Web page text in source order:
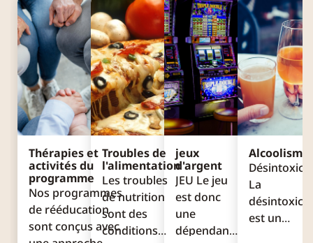
Thérapies et
activités du
programme
Nos programmes
de rééducation
sont conçus avec
Troubles de
l'alimentation
Les troubles
de nutrition
sont des
conditions
jeux
d'argent
JEU Le jeu
est donc
une
dépendance
Alcoolisme
La
est un